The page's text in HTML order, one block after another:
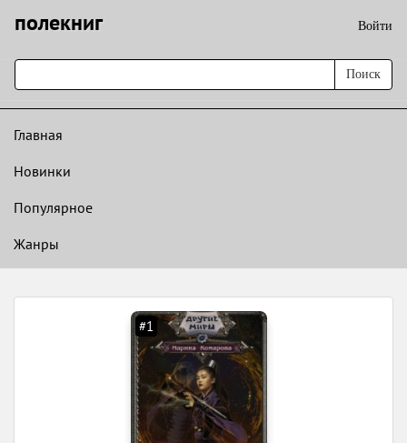
полекниг Войти
Поиск
Главная
Новинки
Популярное
Жанры
#1